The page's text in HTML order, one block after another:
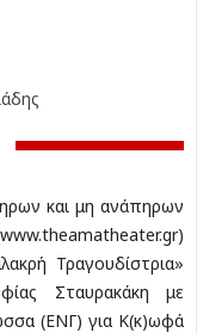
και μη ανάπηρων
Τραγουδίστρια»
Σταυρακάκη με
(ΕΝΓ) για Κ(κ)ωφά